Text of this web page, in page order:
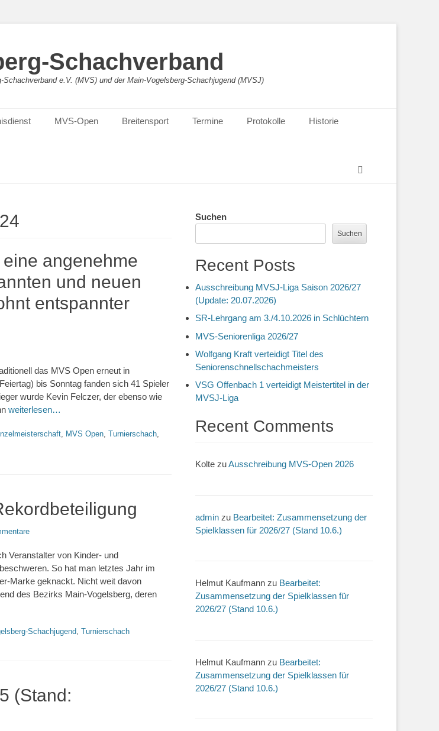
Schachverband
e.V. (MVS) und der Main-Vogelsberg-Schachjugend (MVSJ)
MVS-Open Breitensport Termine Protokolle Historie
angenehme
und neuen
entspannter
das MVS Open erneut in
bis Sonntag fanden sich 41 Spieler
wurde Kevin Felczer, der ebenso wie
weiterlesen…
, MVS Open, Turnierschach,
Veranstalter von Kinder- und
So hat man letztes Jahr im
Marke geknackt. Nicht weit davon
des Bezirks Main-Vogelsberg, deren
Schachjugend, Turnierschach
(Stand:
Suchen
Suchen
Recent Posts
Ausschreibung MVSJ-Liga Saison 2026/27
(Update: 20.07.2026)
SR-Lehrgang am 3./4.10.2026 in Schlüchtern
MVS-Seniorenliga 2026/27
Wolfgang Kraft verteidigt Titel des
Seniorenschnellschachmeisters
VSG Offenbach 1 verteidigt Meistertitel in der
MVSJ-Liga
Recent Comments
Kolte zuAusschreibung MVS-Open 2026
admin zu Bearbeitet: Zusammensetzung der
Spielklassen für 2026/27 (Stand 10.6.)
Helmut Kaufmann zu Bearbeitet:
Zusammensetzung der Spielklassen für
2026/27 (Stand 10.6.)
Helmut Kaufmann zu Bearbeitet:
Zusammensetzung der Spielklassen für
2026/27 (Stand 10.6.)